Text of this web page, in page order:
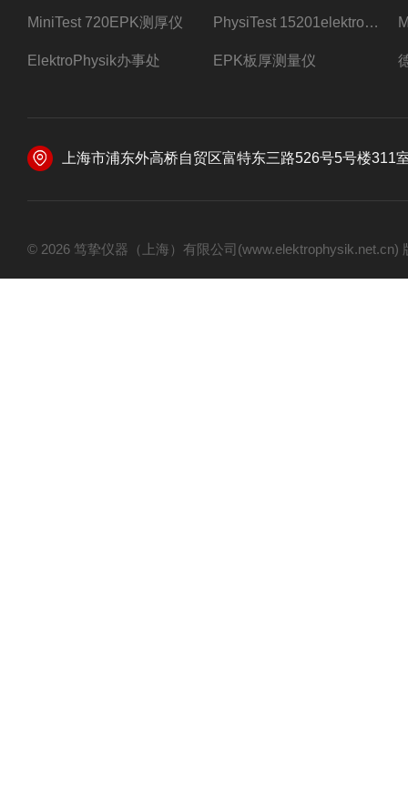
MiniTest 720EPK测厚仪 PhysiTest 15201elektrophysik测厚仪
ElektroPhysik办事处 EPK板厚测量仪
上海市浦东外高桥自贸区富特东三路526号5号楼311
© 2026 笃挚仪器（上海）有限公司